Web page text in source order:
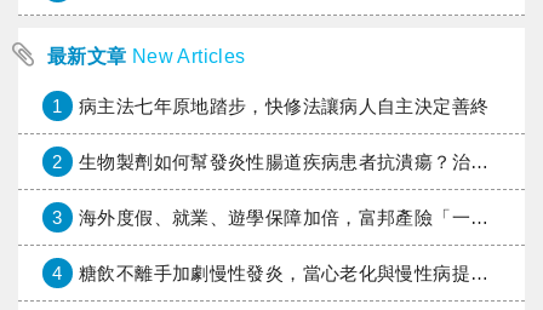
最新文章 New Articles
1 病主法七年原地踏步，快修法讓病人自主決定善終
2 生物製劑如何幫發炎性腸道疾病患者抗潰瘍？治療進展與健保給付困境一次看
3 海外度假、就業、遊學保障加倍，富邦產險「一期逐夢」專案加碼遠距醫療與緊急救援
4 糖飲不離手加劇慢性發炎，當心老化與慢性病提早報到